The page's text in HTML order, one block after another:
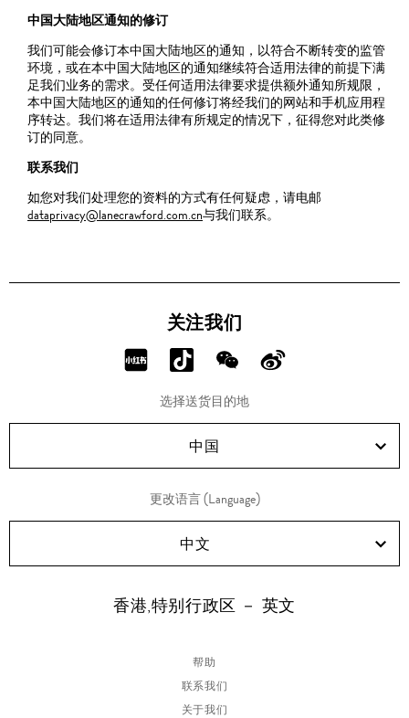
中国大陆地区通知的修订
我们可能会修订本中国大陆地区的通知，以符合不断转变的监管
环境，或在本中国大陆地区的通知继续符合适用法律的前提下满
足我们业务的需求。受任何适用法律要求提供额外通知所规限，
本中国大陆地区的通知的任何修订将经我们的网站和手机应用程
序转达。我们将在适用法律有所规定的情况下，征得您对此类修
订的同意。
联系我们
如您对我们处理您的资料的方式有任何疑虑，请电邮
dataprivacy@lanecrawford.com.cn与我们联系。
关注我们
分
RED!
分
享
Douyin!
分
享
WeChat!
分
Weibo!
选择送货目的地
中国
更改语言 (Language)
中文
香港,特别行政区 － 英文
帮助
联系我们
关于我们